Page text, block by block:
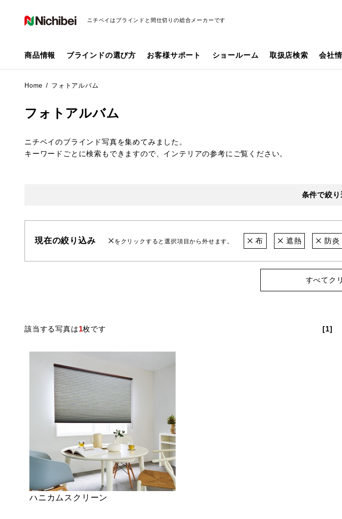
ニチベイはブラインドと間仕切りの総合メーカーです
商品情報 ブラインドの選び方 お客様サポート ショールーム 取扱店検索 会社
Home フォトアルバム
フォトアルバム
ニチベイのブラインド写真を集めてみました。
キーワードごとに検索もできますので、インテリアの参考にご覧ください。
条件で絞り
現在の絞り込み をクリックすると選択項目から外せます。 布 遮熱 防炎
すべてク
該当する写真は1枚です [1]
ハニカムスクリーン